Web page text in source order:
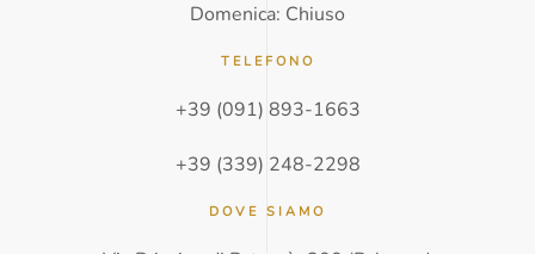
Domenica: Chiuso
TELEFONO
+39 (091) 893-1663
+39 (339) 248-2298
DOVE SIAMO